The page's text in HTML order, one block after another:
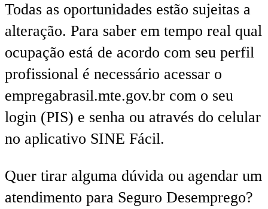
Todas as oportunidades estão sujeitas a
alteração. Para saber em tempo real qual
ocupação está de acordo com seu perfil
profissional é necessário acessar o
empregabrasil.mte.gov.br com o seu
login (PIS) e senha ou através do celular
no aplicativo SINE Fácil.
Quer tirar alguma dúvida ou agendar um
atendimento para Seguro Desemprego?